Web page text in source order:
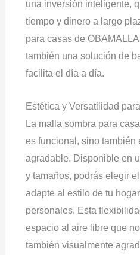
una inversión inteligente,
tiempo y dinero a largo
para casas de
también una solución de
facilita el día a día.
Estética y Versatilidad
La malla sombra para
es funcional, sino también
agradable. Disponible en
y tamaños, podrás elegir
adapte al estilo de tu
personales. Esta
espacio al aire libre que
también visualmente